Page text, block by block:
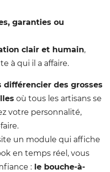
garanties ou
clair et humain,
à qui il a affaire.
différencier des grosses
où tous les artisans se
votre personnalité,
un module qui affiche
en temps réel, vous
: le bouche-à-